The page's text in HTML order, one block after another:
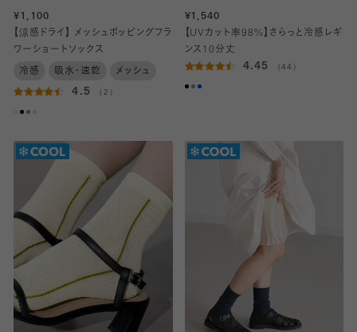
¥1,100
【涼感ドライ】 メッシュポッピングフラ
ワーショートソックス
冷感 吸水・速乾 メッシュ
4.5 （2）
¥1,540
【UVカット率98%】さらっと冷感レギ
ンス10分丈
4.45 （44）